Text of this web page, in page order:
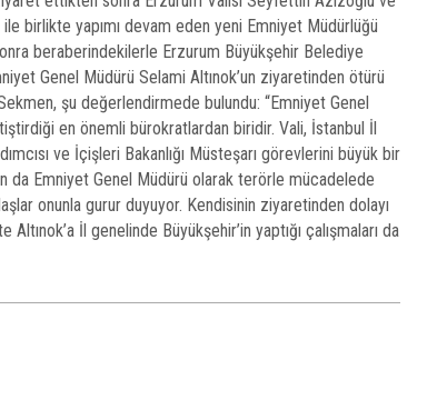
birlikte yapımı devam eden yeni Emniyet Müdürlüğü
beraberindekilerle Erzurum Büyükşehir Belediye
Genel Müdürü Selami Altınok’un ziyaretinden ötürü
şu değerlendirmede bulundu: “Emniyet Genel
en önemli bürokratlardan biridir. Vali, İstanbul İl
ve İçişleri Bakanlığı Müsteşarı görevlerini büyük bir
da Emniyet Genel Müdürü olarak terörle mücadelede
onunla gurur duyuyor. Kendisinin ziyaretinden dolayı
İl genelinde Büyükşehir’in yaptığı çalışmaları da